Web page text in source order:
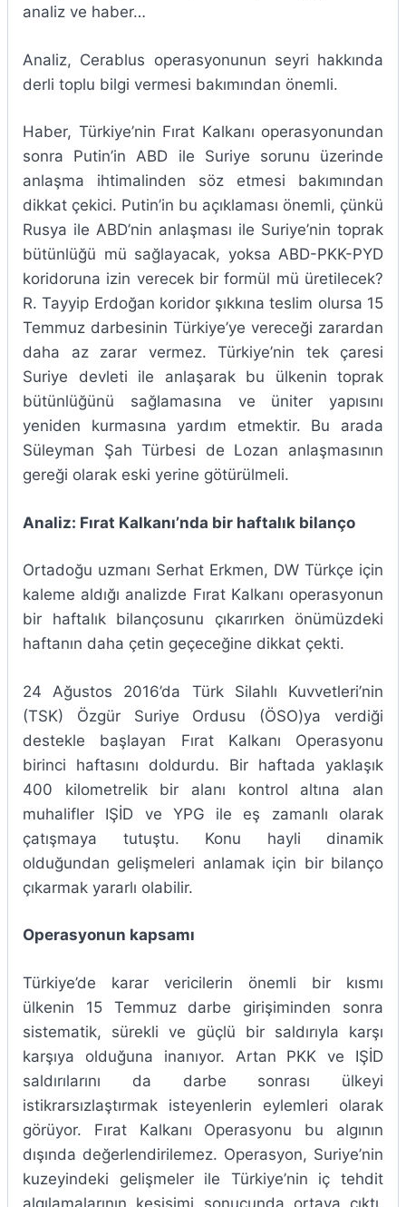
analiz ve haber…
Analiz, Cerablus operasyonunun seyri hakkında
derli toplu bilgi vermesi bakımından önemli.
Haber, Türkiye’nin Fırat Kalkanı operasyonundan
sonra Putin’in ABD ile Suriye sorunu üzerinde
anlaşma ihtimalinden söz etmesi bakımından
dikkat çekici. Putin’in bu açıklaması önemli, çünkü
Rusya ile ABD’nin anlaşması ile Suriye’nin toprak
bütünlüğü mü sağlayacak, yoksa ABD-PKK-PYD
koridoruna izin verecek bir formül mü üretilecek?
R. Tayyip Erdoğan koridor şıkkına teslim olursa 15
Temmuz darbesinin Türkiye’ye vereceği zarardan
daha az zarar vermez. Türkiye’nin tek çaresi
Suriye devleti ile anlaşarak bu ülkenin toprak
bütünlüğünü sağlamasına ve üniter yapısını
yeniden kurmasına yardım etmektir. Bu arada
Süleyman Şah Türbesi de Lozan anlaşmasının
gereği olarak eski yerine götürülmeli.
Analiz: Fırat Kalkanı’nda bir haftalık bilanço
Ortadoğu uzmanı Serhat Erkmen, DW Türkçe için
kaleme aldığı analizde Fırat Kalkanı operasyonun
bir haftalık bilançosunu çıkarırken önümüzdeki
haftanın daha çetin geçeceğine dikkat çekti.
24 Ağustos 2016’da Türk Silahlı Kuvvetleri’nin
(TSK) Özgür Suriye Ordusu (ÖSO)ya verdiği
destekle başlayan Fırat Kalkanı Operasyonu
birinci haftasını doldurdu. Bir haftada yaklaşık
400 kilometrelik bir alanı kontrol altına alan
muhalifler IŞİD ve YPG ile eş zamanlı olarak
çatışmaya tutuştu. Konu hayli dinamik
olduğundan gelişmeleri anlamak için bir bilanço
çıkarmak yararlı olabilir.
Operasyonun kapsamı
Türkiye’de karar vericilerin önemli bir kısmı
ülkenin 15 Temmuz darbe girişiminden sonra
sistematik, sürekli ve güçlü bir saldırıyla karşı
karşıya olduğuna inanıyor. Artan PKK ve IŞİD
saldırılarını da darbe sonrası ülkeyi
istikrarsızlaştırmak isteyenlerin eylemleri olarak
görüyor. Fırat Kalkanı Operasyonu bu algının
dışında değerlendirilemez. Operasyon, Suriye’nin
kuzeyindeki gelişmeler ile Türkiye’nin iç tehdit
algılamalarının kesişimi sonucunda ortaya çıktı.